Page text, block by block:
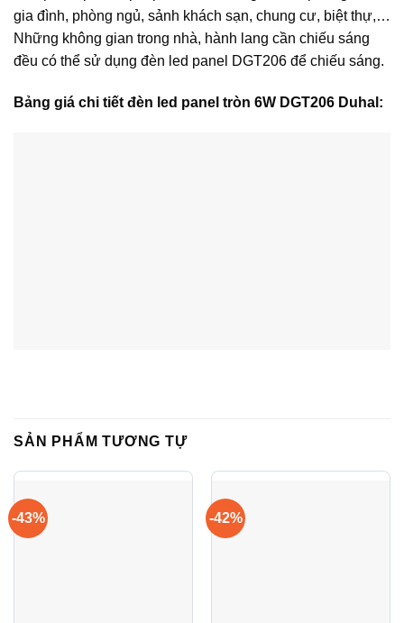
gia đình, phòng ngủ, sảnh khách sạn, chung cư, biệt thự,…
Những không gian trong nhà, hành lang cần chiếu sáng
đều có thể sử dụng đèn led panel DGT206 để chiếu sáng.
Bảng giá chi tiết đèn led panel tròn 6W DGT206 Duhal:
SẢN PHẨM TƯƠNG TỰ
-43% -42%